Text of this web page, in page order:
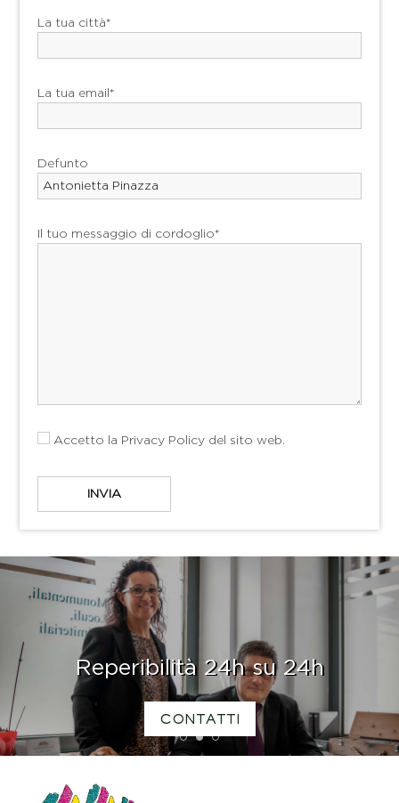
La tua città*
La tua email*
Defunto
Il tuo messaggio di cordoglio*
Accetto la Privacy Policy del sito web.
1 2 3
Reperibilità 24h su 24h
CONTATTI